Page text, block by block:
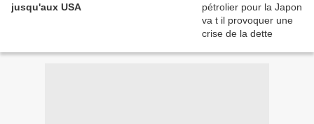
jusqu'aux USA